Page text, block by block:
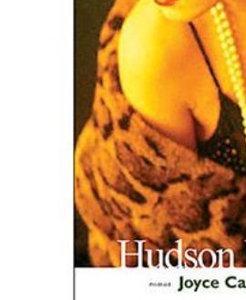
LIRE LA